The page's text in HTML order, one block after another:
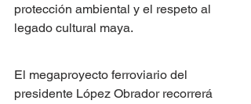
protección ambiental y el respeto al
legado cultural maya.
El megaproyecto ferroviario del
presidente López Obrador recorrerá